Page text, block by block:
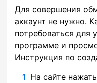
Для совершения
аккаунт не нужно.
потребоваться для
программе и
Инструкция по
На сайте